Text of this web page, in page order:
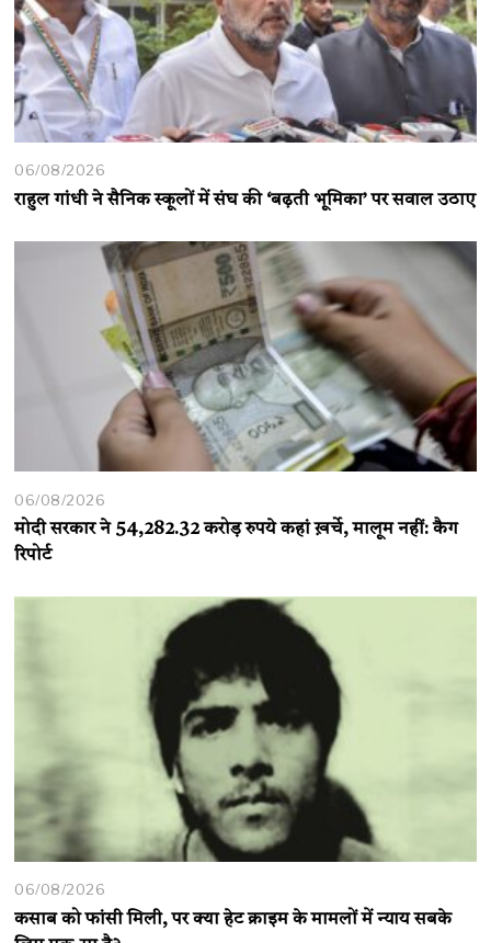
06/08/2026
राहुल गांधी ने सैनिक स्कूलों में संघ की ‘बढ़ती भूमिका’ पर सवाल उठाए
06/08/2026
मोदी सरकार ने 54,282.32 करोड़ रुपये कहां ख़र्चे, मालूम नहीं: कैग
रिपोर्ट
06/08/2026
कसाब को फांसी मिली, पर क्या हेट क्राइम के मामलों में न्याय सबके